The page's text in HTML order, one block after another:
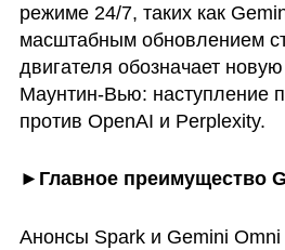
режиме 24/7, таких как
масштабным обновлением
двигателя обозначает
Маунтин-Вью: наступление
против OpenAI и Perplexity.
►Главное преимущество
Анонсы Spark и Gemini